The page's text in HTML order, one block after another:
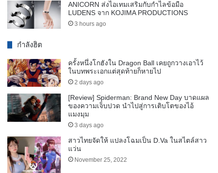
ANICORN ส่งไอเทมเสริมกับกำไลข้อมือ
LUDENS จาก KOJIMA PRODUCTIONS
3 hours ago
กำลังฮิต
ครั้งหนึ่งโกฮังใน Dragon Ball เคยถูกวางเอาไว้
ในบทพระเอกแต่สุดท้ายก็หายไป
2 days ago
[Review] Spiderman: Brand New Day บาดแผล
ของความเจ็บปวด นำไปสู่การเติบโตของไอ้
แมงมุม
3 days ago
สาวไทยจัดให้ แปลงโฉมเป็น D.Va ในสไตล์สาว
แว่น
November 25, 2022